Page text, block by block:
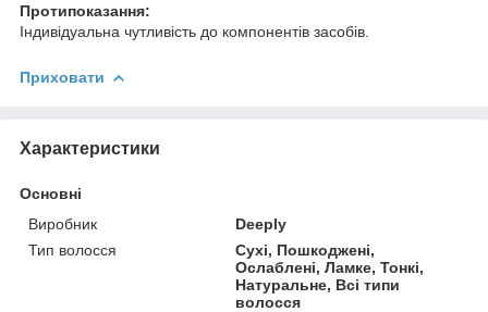
Протипоказання:
Індивідуальна чутливість до компонентів засобів.
Приховати
Характеристики
Основні
Виробник
Deeply
Тип волосся
Сухі, Пошкоджені,
Ослаблені, Ламке, Тонкі,
Натуральне, Всі типи
волосся